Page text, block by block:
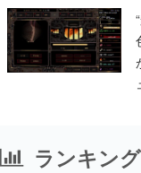
ランキング